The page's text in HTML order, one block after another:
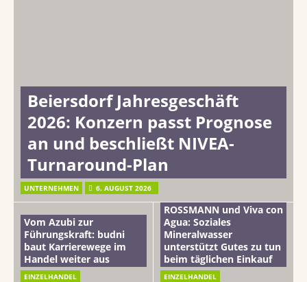
Beiersdorf Jahresgeschäft
2026: Konzern passt Prognose
an und beschließt NIVEA-
Turnaround-Plan
UNTERNEHMEN 6. AUGUST 2026
Vom Azubi zur
Führungskraft: budni
baut Karrierewege im
Handel weiter aus
EINZELHANDEL
ROSSMANN und Viva con
Agua: Soziales
Mineralwasser
unterstützt Gutes zu tun
beim täglichen Einkauf
EINZELHANDEL